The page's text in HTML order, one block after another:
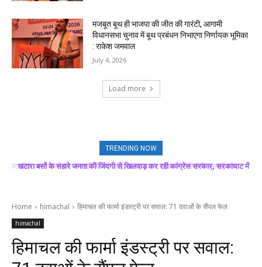
मजबूत बूथ ही भाजपा की जीत की गारंटी, आगामी
विधानसभा चुनाव में बूथ प्रबंधन निभाएगा निर्णायक भूमिका
: राकेश जमवाल
July 4, 2026
Load more